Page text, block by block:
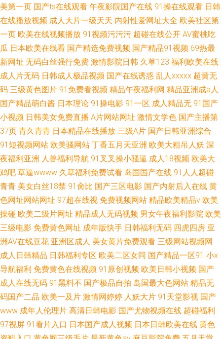
美第一页 国产ts在线观看 午夜影院国产在线 91操在线观看 日韩
在线播放视频 成人大片一级天天 内射性爱网址大全 欧美社区第
一页 欧美在线视频播放 91视频污污污 超碰在线公开 AV蜜桃吃
瓜 日本欧美在线看 国产精选免费视频 国产精品91视频 69热最
新网址 无码白丝强行免费 激情影院日韩 久草123 福利欧美在线
成人片无码 日韩成人极品视频 国产在线诱惑 乱人xxxxx 超黄无
码 三级黄色图片 91免费看视频 精品午夜福利网 精品亚洲成a人
国产精品萌白酱 日本理论 91操电影 91一区 成人精品无 91国产
小视频 日韩美女免费直播 A片网站网址 激情文学色 国产主播第
37页 青久青青 日本精品在线播放 三级A片 国产日韩亚洲综合
91短视频网站 欧美骚网站 丁香五月天亚洲 欧美大粗吊人妖 深
夜福利亚洲 人兽福利导航 91叉叉操小骚逼 成人18视频 欧美大
鸡吧 草逼wwww 久草福利免费试看 岛国国产在线 91人人超碰
青青 美女白丝18禁 91肏比 国产三区电影 国产内射后入在线 黄
色网址网站网址 97超在线视 免费视频网站 精品欧美精品v 欧美
操碰 欧美二级片网址 精品成人无码视频 男女午夜福利影院 欧美
三级电影 免费黄色网址 成年版快手 日韩福利无码 四虎四房 亚
洲AV在线豆花 亚洲区成人 美女黄片免费观看 三级网站视频网
成人日韩精品 日韩福利专区 欧美二区女同 国产精品一区91 小x
导航福利 免费黄色在线视频 91原创视频 欧美日韩小视频 国产
成人在线无码 91黑料不 国产极品自拍 岛国最大色网站 精品无
码国产二品 欧美一及片 激情网婷婷 人妖大片 91天堂影视 国产
www 成年人伦理片 高清日韩电影 国产尤物视频在线 超碰福利
97视屏 91看片入口 日本国产成人视频 日本日韩欧美在线 黄色